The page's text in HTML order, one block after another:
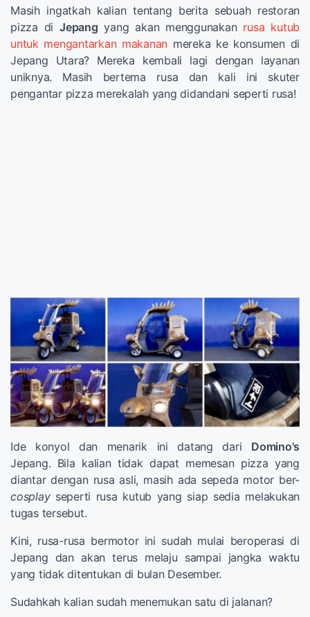
Masih ingatkah kalian tentang berita sebuah restoran
pizza diJepang yang akan menggunakan rusa kutub
untuk mengantarkan makanan mereka ke konsumen di
Jepang Utara? Mereka kembali lagi dengan layanan
uniknya. Masih bertema rusa dan kali ini skuter
pengantar pizza merekalah yang didandani seperti rusa!
Ide konyol dan menarik ini datang dari Domino's
Jepang. Bila kalian tidak dapat memesan pizza yang
diantar dengan rusa asli, masih ada sepeda motor ber-
cosplayseperti rusa kutub yang siap sedia melakukan
tugas tersebut.
Kini, rusa-rusa bermotor ini sudah mulai beroperasi di
Jepang dan akan terus melaju sampai jangka waktu
yang tidak ditentukan di bulan Desember.
Sudahkah kalian sudah menemukan satu di jalanan?